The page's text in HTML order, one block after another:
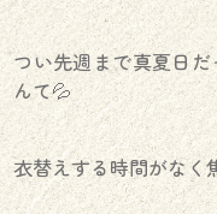
つい先週まで真夏日
んて💦
衣替えする時間がなく